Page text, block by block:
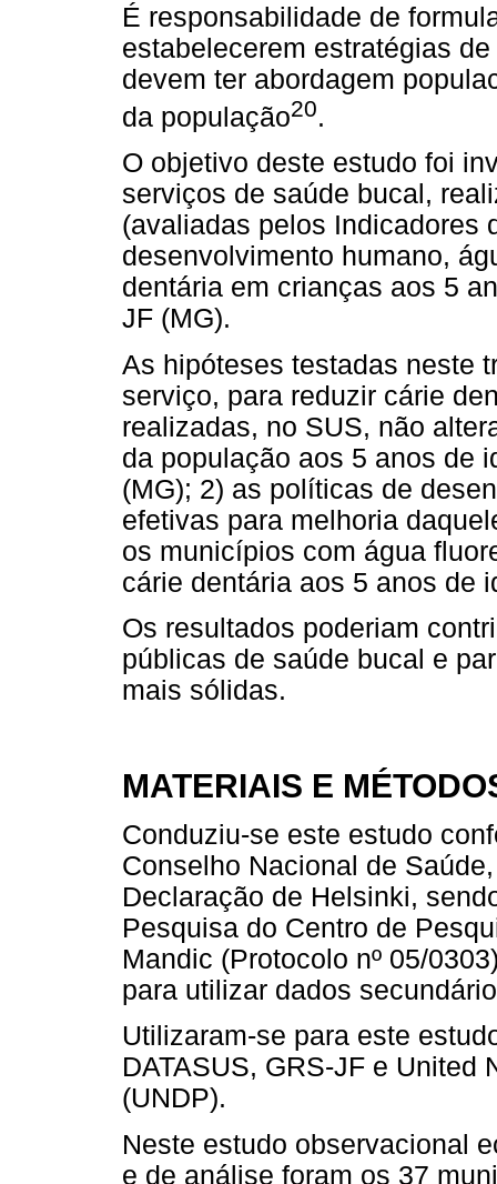
É responsabilidade de
estabelecerem estratégias
devem ter abordagem
da população20.
O objetivo deste estudo foi
serviços de saúde bucal,
(avaliadas pelos Indicadores
desenvolvimento humano,
dentária em crianças aos 5
JF (MG).
As hipóteses testadas neste
serviço, para reduzir cárie
realizadas, no SUS, não
da população aos 5 anos de
(MG); 2) as políticas de
efetivas para melhoria
os municípios com água
cárie dentária aos 5 anos de
Os resultados poderiam
públicas de saúde bucal e
mais sólidas.
MATERIAIS E
Conduziu-se este estudo
Conselho Nacional de
Declaração de Helsinki,
Pesquisa do Centro de
Mandic (Protocolo nº 05/
para utilizar dados
Utilizaram-se para este
DATASUS, GRS-JF e United
(UNDP).
Neste estudo observacional
e de análise foram os 37